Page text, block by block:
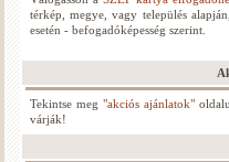
térkép, megye, vagy település
esetén - befogadóképesség szerint.
Tekintse meg "akciós ajánlatok"
várják!